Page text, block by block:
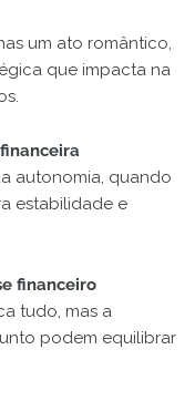
um ato romântico,
que impacta na
autonomia, quando
estabilidade e
financeiro
tudo, mas a
podem equilibrar